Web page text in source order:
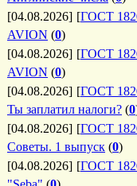
[04.08.2026] [ГОСТ
AVION (0)
[04.08.2026] [ГОСТ
AVION (0)
[04.08.2026] [ГОСТ
Ты заплатил налоги? (0
[04.08.2026] [ГОСТ
Советы. 1 выпуск (0)
[04.08.2026] [ГОСТ